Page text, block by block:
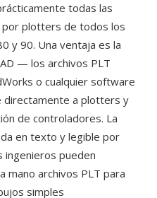
todas las
por plotters de todos los
y 90. Una ventaja es la
— los archivos PLT
o cualquier software
directamente a plotters y
de controladores. La
en texto y legible por
ingenieros pueden
mano archivos PLT para
simples